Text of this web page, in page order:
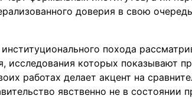
доверия в свою
похода
исследования которых показывают
работах делает акцент на
явственно не в состоянии